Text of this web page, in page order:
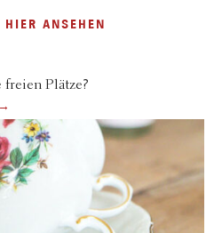
ANSEHEN
Plätze?